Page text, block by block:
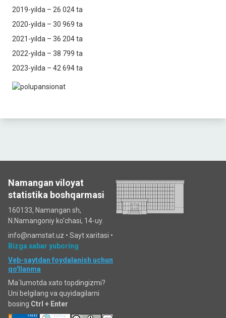
2019-yilda – 26 024 ta
2020-yilda – 30 969 ta
2021-yilda – 36 204 ta
2022-yilda – 38 799 ta
2023-yilda – 42 694 ta
Namangan viloyat
statistika boshqarmasi
160133, Namangan sh,
N.Namangoniy ko'chasi, 14-uy.
info@namstat.uz • Sayt xaritasi •
Bizga xabar yuboring
Veb-saytdan foydalanish uchun
qo'llanma
Ma`lumotda xato topdingizmi?
Uni belgilang va quyidagilarni
bosing Ctrl + Enter